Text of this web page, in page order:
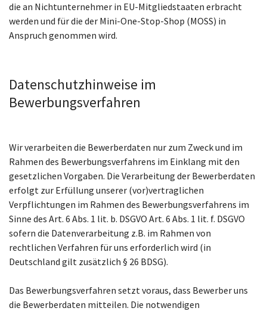
die an Nichtunternehmer in EU-Mitgliedstaaten erbracht
werden und für die der Mini-One-Stop-Shop (MOSS) in
Anspruch genommen wird.
Datenschutzhinweise im
Bewerbungsverfahren
Wir verarbeiten die Bewerberdaten nur zum Zweck und im
Rahmen des Bewerbungsverfahrens im Einklang mit den
gesetzlichen Vorgaben. Die Verarbeitung der Bewerberdaten
erfolgt zur Erfüllung unserer (vor)vertraglichen
Verpflichtungen im Rahmen des Bewerbungsverfahrens im
Sinne des Art. 6 Abs. 1 lit. b. DSGVO Art. 6 Abs. 1 lit. f. DSGVO
sofern die Datenverarbeitung z.B. im Rahmen von
rechtlichen Verfahren für uns erforderlich wird (in
Deutschland gilt zusätzlich § 26 BDSG).
Das Bewerbungsverfahren setzt voraus, dass Bewerber uns
die Bewerberdaten mitteilen. Die notwendigen